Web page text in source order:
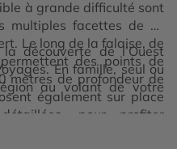
à grande difficulté sont
multiples facettes de ce
Le long de la falaise, de
des points de
mètres de profondeur de
également sur place
pour profiter
découverte de l’Ouest
En famille, seul ou
au volant de votre